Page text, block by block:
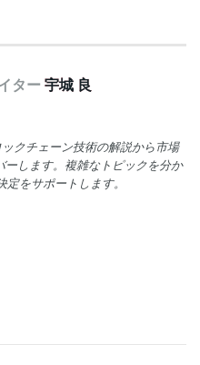
ター宇城 良
クチェーン技術の解説から市場
ーします。複雑なトピックを分か
をサポートします。